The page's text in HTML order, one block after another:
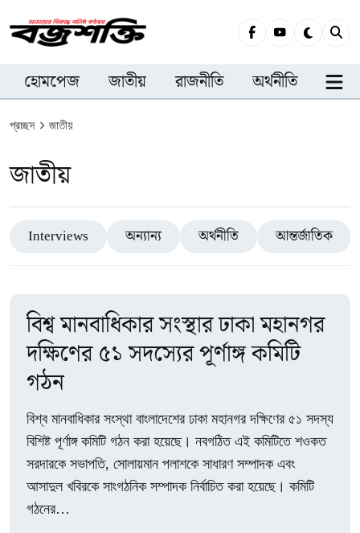
হোমপেজ জাতীয় রাজনীতি অর্থনীতি
প্রচ্ছদ জাতীয়
জাতীয়
Interviews অন্যান্য অর্থনীতি আন্তর্জাতিক
বিশ্ব মানবাধিকার সংস্থার ঢাকা মহানগর
দক্ষিণের ৫১ সদস্যের পূর্ণাঙ্গ কমিটি
গঠন
বিশ্ব মানবাধিকার সংস্থা বাংলাদেশের ঢাকা মহানগর দক্ষিণের ৫১ সদস্য
বিশিষ্ট পূর্ণাঙ্গ কমিটি গঠন করা হয়েছে। নবগঠিত এই কমিটিতে শওকত
সরদারকে সভাপতি, সোলায়মান পলাশকে সাধারণ সম্পাদক এবং
আসাদুল খবিরকে সাংগঠনিক সম্পাদক নির্বাচিত করা হয়েছে। কমিটি
গঠনের…